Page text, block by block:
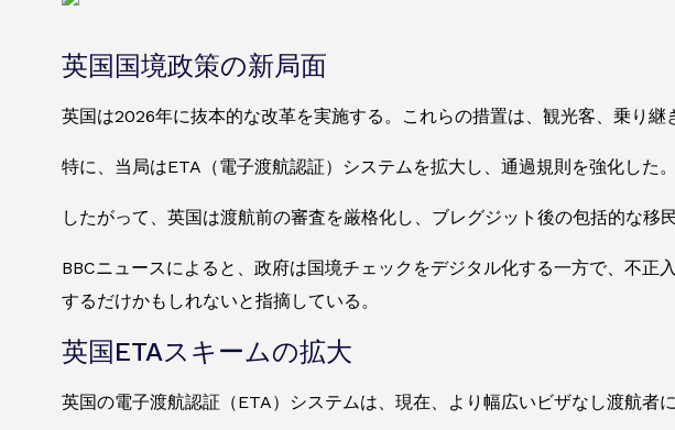
英国国境政策の新局面
英国は2026年に抜本的な改革を実施する。これらの措置は、観光客、乗り継
特に、当局はETA（電子渡航認証）システムを拡大し、通過規則を強化した
したがって、英国は渡航前の審査を厳格化し、ブレグジット後の包括的な移
BBCニュースによると、政府は国境チェックをデジタル化する一方で、不
するだけかもしれないと指摘している。
英国ETAスキームの拡大
英国の電子渡航認証（ETA）システムは、現在、より幅広いビザなし渡航者